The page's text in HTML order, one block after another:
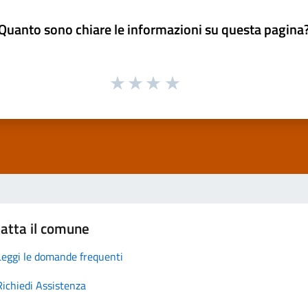
sono chiare le informazioni su questa
il comune
le domande frequenti
Assistenza